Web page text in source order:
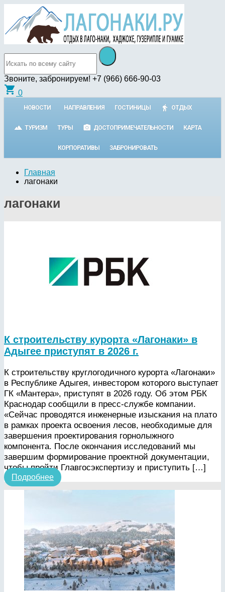
Звоните, забронируем! +7 (966) 666-90-03
shopping_cart 0
НОВОСТИ НАПРАВЛЕНИЯ ГОСТИНИЦЫ ОТДЫХ
ТУРИЗМ ТУРЫ ДОСТОПРИМЕЧАТЕЛЬНОСТИ КАРТА
КОРПОРАТИВЫ ЗАБРОНИРОВАТЬ
Главная
лагонаки
лагонаки
К строительству курорта «Лагонаки» в
Адыгее приступят в 2026 г.
К строительству круглогодичного курорта «Лагонаки»
в Республике Адыгея, инвестором которого выступает
ГК «Мантера», приступят в 2026 году. Об этом РБК
Краснодар сообщили в пресс-службе компании.
«Сейчас проводятся инженерные изыскания на плато
в рамках проекта освоения лесов, необходимые для
завершения проектирования горнолыжного
компонента. После окончания исследований мы
завершим формирование проектной документации,
чтобы пройти Главгосэкспертизу и приступить […]
Подробнее